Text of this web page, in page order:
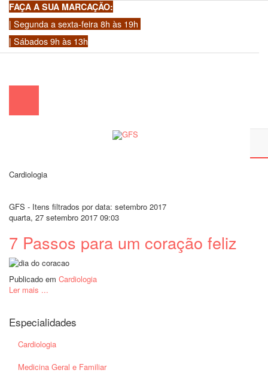
FAÇA A SUA MARCAÇÃO:
| Segunda a sexta-feira 8h às 19h
| Sábados 9h às 13h
Cardiologia
GFS - Itens filtrados por data: setembro 2017
quarta, 27 setembro 2017 09:03
7 Passos para um coração feliz
Publicado em Cardiologia
Ler mais ...
Especialidades
Cardiologia
Medicina Geral e Familiar